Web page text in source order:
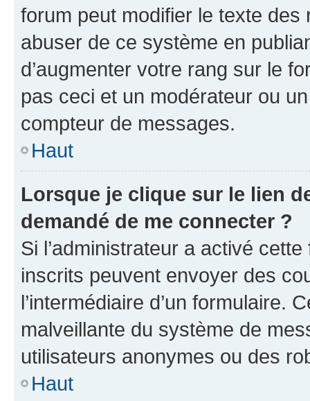
forum peut modifier le texte
abuser de ce système en
d’augmenter votre rang sur le
pas ceci et un modérateur ou
compteur de messages.
Haut
Lorsque je clique sur le lien
demandé de me connecter ?
Si l’administrateur a activé
inscrits peuvent envoyer des
l’intermédiaire d’un formulaire.
malveillante du système de
utilisateurs anonymes ou des
Haut